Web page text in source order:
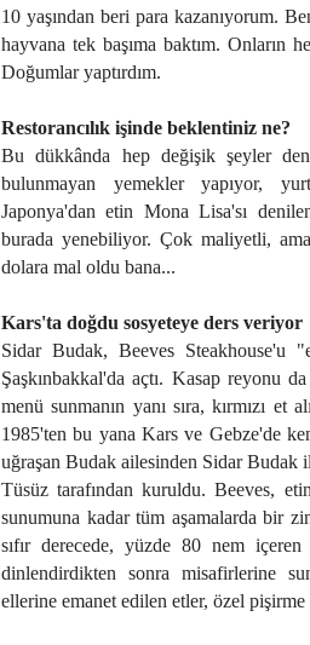
10 yaşından beri para kazanıyorum.
hayvana tek başıma baktım. Onların
Doğumlar yaptırdım.
Restorancılık işinde beklentiniz ne?
Bu dükkânda hep değişik şeyler
bulunmayan yemekler yapıyor,
Japonya'dan etin Mona Lisa'sı
burada yenebiliyor. Çok maliyetli,
dolara mal oldu bana...
Kars'ta doğdu sosyeteye ders veriyor
Sidar Budak, Beeves Steakhouse'u
Şaşkınbakkal'da açtı. Kasap reyonu
menü sunmanın yanı sıra, kırmızı et
1985'ten bu yana Kars ve Gebze'de
uğraşan Budak ailesinden Sidar Budak
Tüsüz tarafından kuruldu. Beeves,
sunumuna kadar tüm aşamalarda bir
sıfır derecede, yüzde 80 nem
dinlendirdikten sonra misafirlerine
ellerine emanet edilen etler, özel